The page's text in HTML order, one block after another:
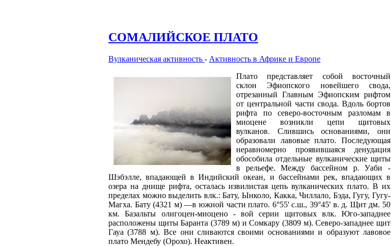
СОМАЛИЙСКОЕ ПЛАТО
Вулканическая активность - Активность в Африке и Европе
Плато представляет собой восточный
склон Эфиопского новейшего свода,
отрезанный Главным Эфиопским рифтом
от центральной части свода. Вдоль бортов
рифта по северо-восточным разломам в
миоцене возникли цепи щитовых
вулканов. Слившись основаниями, они
образовали лавовые плато. Последующая
неравномерно проявившаяся денудация
обособила отдельные вулканические щиты
в рельефе. Между бассейном р. Уаби -
Шэбэлле, впадающей в Индийский океан, и бассейнами рек, впадающих в
озера на днище рифта, осталась извилистая цепь вулканических плато. В их
пределах можно выделить влк.: Бату, Ынколо, Какка, Чиллало, Бэда, Гугу, Гугу-
Магха. Бату (4321 м) —в южной части плато. 6°55' с.ш., 39°45' в. д. Щит дм. 50
км. Базальты олигоцен-миоцено - вой серии щитовых влк. Юго-западнее
расположены щиты Баранта (3789 м) и Сомкару (3809 м). Северо-западнее щит
Гауа (3788 м). Все они сливаются своими основаниями и образуют лавовое
плато Мендебу (Орохо). Неактивен.